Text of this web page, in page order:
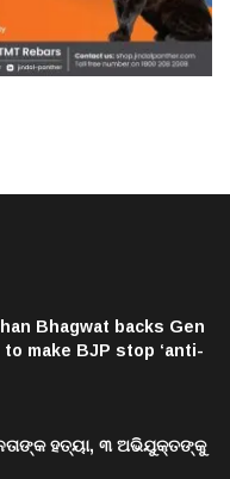
Bhagwat backs Gen
make BJP stop ‘anti-
ହତ୍ୟା, ୩ ଅଭିଯୁକ୍ତଙ୍କୁ